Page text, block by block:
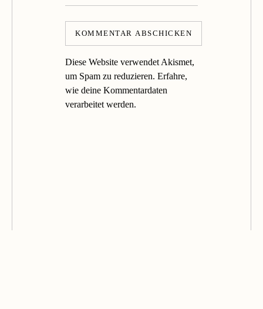
Diese Website verwendet Akismet,
um Spam zu reduzieren. Erfahre,
wie deine Kommentardaten
verarbeitet werden.